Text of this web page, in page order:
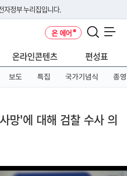
자정부 누리집입니다.
메인 주소를 사용하고 있다면 아래 URL에
온 에어
온라인콘텐츠 편성표
보도 특집 국가기념식 종영
망'에 대해 검찰 수사 의